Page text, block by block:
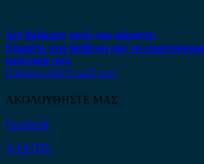
Δεν βρήκατε αυτό που ψάχνετε;
Είμαστε στη διάθεση σας να
ερώτηση σας.
Επικοινωνήστε μαζί μας
ΑΚΟΛΟΥΘΗΣΤΕ ΜΑΣ
Facebook
ΧΑΡΤΗΣ